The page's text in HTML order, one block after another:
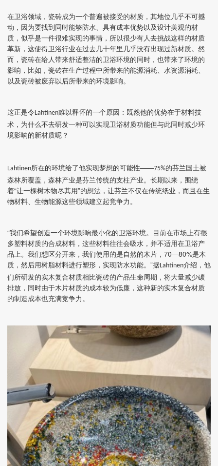
在卫浴领域，瓷砖成为一个普遍被接受的材质，其地位几乎不可撼
动，因为要找到同时能够防水、具有成本优势以及设计美观的材
质，似乎是一件很难实现的事情，所以很少有人去挑战这样的材质
革新，这使得卫浴行业在过去几十年里几乎没有出现过新材质。然
而，瓷砖在给人带来舒适整洁的卫浴环境的同时，也带来了环境的
影响，比如，瓷砖在生产过程中所带来的能源消耗、水资源消耗、
以及瓷砖被废弃以后所带来的环境影响。
这正是令Lahtinen难以释怀的一个原因：既然他的优势在于材料技
术，为什么不去研发一种可以实现卫浴材质功能但与此同时减少环
境影响的新材质呢？
Lahtinen所在的环境给了他实现梦想的可能性——75%的芬兰国土被
森林所覆盖，森林产业是芬兰传统的支柱产业。长期以来，围绕
着“让一棵树木物尽其用”的想法，让芬兰不仅在传统纸业，而且在生
物材料、生物能源这些领域建立起竞争力。
“我们希望创造一个环境影响最小化的卫浴环境。目前在市场上有很
多塑料材质的合成材料，这些材料往往会吸水，并不适用在卫浴产
品上。我们想区分开来，我们使用的是自然的木片，70—80%是木
质，然后用树脂材料进行塑形，实现防水功能。”据Lahtinen介绍，他
们所研发的实木复合材质相比瓷砖的产品生命周期，将大量减少碳
排放，同时由于木片材质的成本较为低廉，这种新的实木复合材质
的制造成本也充满竞争力。